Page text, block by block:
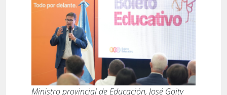
Ministro provincial de Educación, José Goity